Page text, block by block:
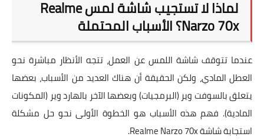
لماذا لا تستجيب شاشة لمس Realme
Narzo 70x؟ الأسباب المحتملة
عندما تتوقف شاشة اللمس عن العمل، تتجه الأنظار مباشرة نحو
العطل المادي، ولكن الحقيقة أن هناك العديد من الأسباب، بعضها
يتعلق بالسوفت وير (البرمجيات) وبعضها الآخر بالهارد وير (المكونات
المادية). فهم هذه الأسباب هو الخطوة الأولى نحو حل مشكلة
استجابة شاشة Realme Narzo 70x.